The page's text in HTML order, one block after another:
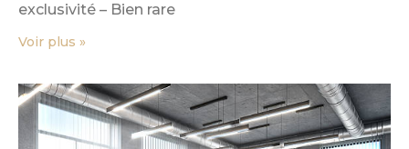
exclusivité – Bien rare
Voir plus »